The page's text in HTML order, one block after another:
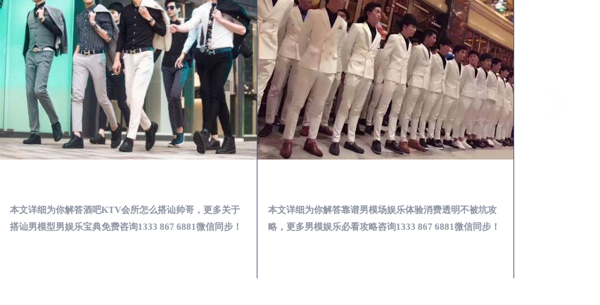
本文详细为你解答酒吧KTV会所怎么搭讪帅哥，更多关于
搭讪男模型男娱乐宝典免费咨询1333 867 6881微信同步！
本文详细为你解答靠谱男模场娱乐体验消费透明不被坑攻
略，更多男模娱乐必看攻略咨询1333 867 6881微信同步！